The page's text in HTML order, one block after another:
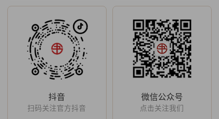
抖音
扫码关注官方抖音
微信公众号
点击关注我们